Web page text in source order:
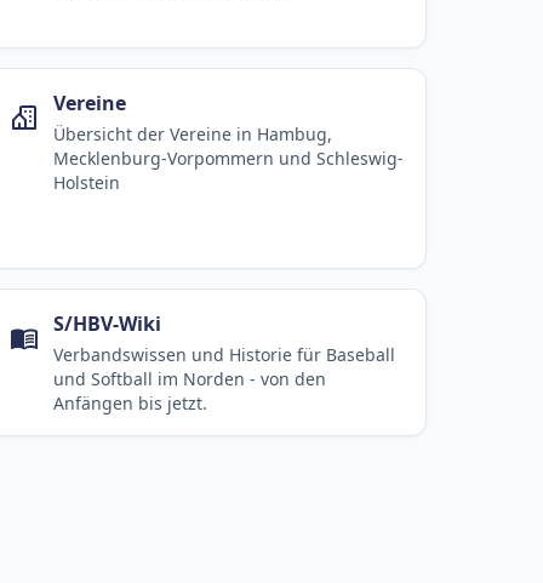
Vereine
Übersicht der Vereine in Hambug,
Mecklenburg-Vorpommern und Schleswig-
Holstein
S/HBV-Wiki
Verbandswissen und Historie für Baseball
und Softball im Norden - von den
Anfängen bis jetzt.